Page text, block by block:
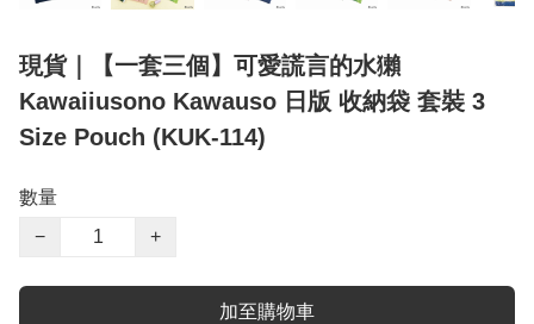
現貨｜【一套三個】可愛謊言的水獺
Kawaiiusono Kawauso 日版 收納袋 套裝 3
Size Pouch (KUK-114)
數量
−
+
加至購物車